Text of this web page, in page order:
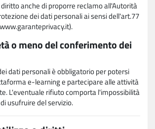
anche di proporre reclamo all'Autorità
dei dati personali ai sensi dell'art.77
o meno del conferimento dei
dati personali è obbligatorio per potersi
e-learning e partecipare alle attività
L'eventuale rifiuto comporta l'impossibilità
usufruire del servizio.